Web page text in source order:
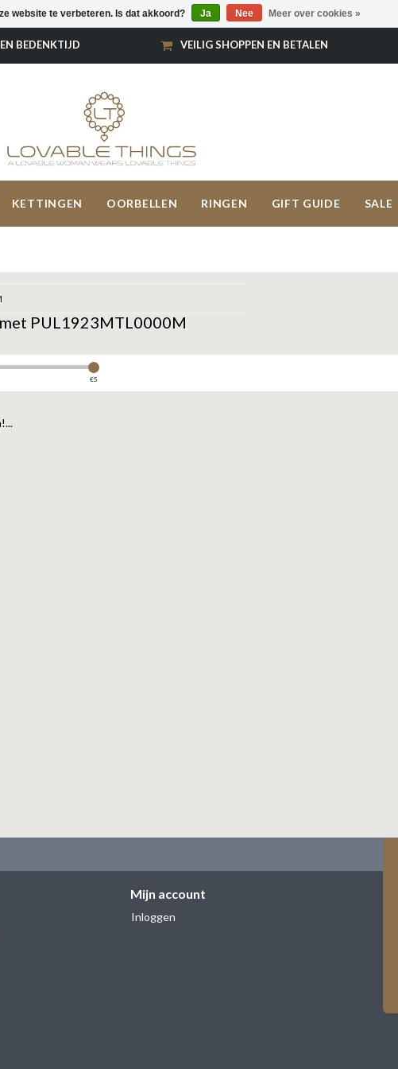
BEDENKTIJD VEILIG SHOPPEN EN BETALEN
KETTINGEN OORBELLEN RINGEN GIFT GUIDE SALE
PUL1923MTL0000M
€5
Mijn account
Inloggen
website te verbeteren. Is dat akkoord? Ja Nee Meer over cookies »